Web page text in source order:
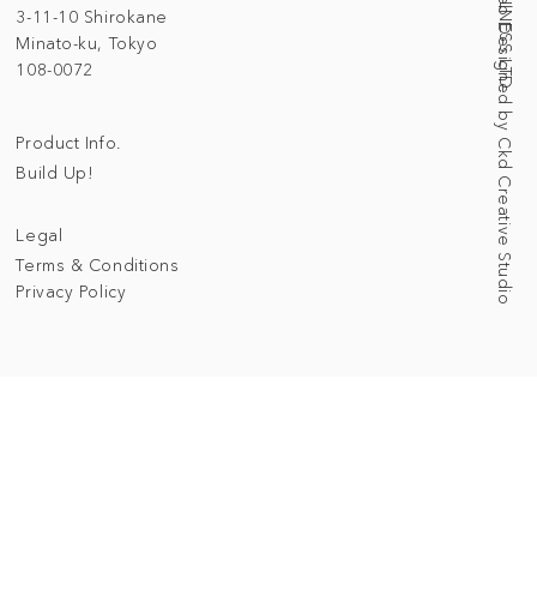
3-11-10 Shirokane
Minato-ku, Tokyo
108-0072
Web Designed by Ckd Creative Studio
Legal
Terms & Conditions
Privacy Policy
Product Info.
Build Up!